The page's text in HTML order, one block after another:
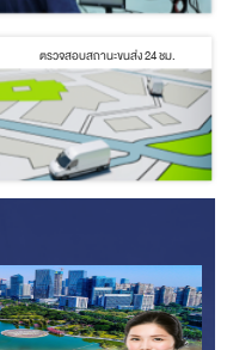
ตรวจสอบสถานะขนส่ง 24 ชม.